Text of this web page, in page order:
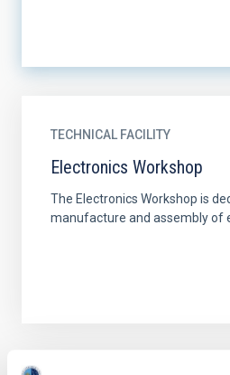
TECHNICAL FACILITY
Electronics Workshop
The Electronics Workshop is
manufacture and assembly of